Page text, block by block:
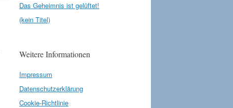
Das Geheimnis ist gelüftet!
(kein Titel)
Weitere Informationen
Impressum
Datenschutzerklärung
Cookie-Richtlinie